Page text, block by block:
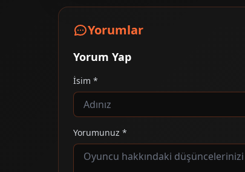
Yorumlar
Yorum Yap
İsim *
Yorumunuz *